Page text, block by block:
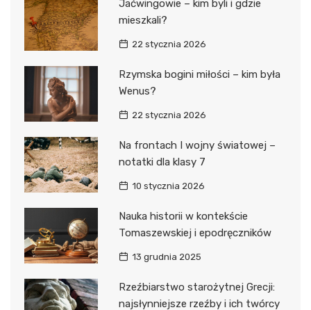
Jaćwingowie – kim byli i gdzie
mieszkali?
22 stycznia 2026
Rzymska bogini miłości – kim była
Wenus?
22 stycznia 2026
Na frontach I wojny światowej –
notatki dla klasy 7
10 stycznia 2026
Nauka historii w kontekście
Tomaszewskiej i epodręczników
13 grudnia 2025
Rzeźbiarstwo starożytnej Grecji:
najsłynniejsze rzeźby i ich twórcy